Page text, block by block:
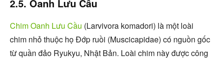
2.5. Oanh Lưu Cầu
Chim Oanh Lưu Cầu (Larvivora komadori) là một loài
chim nhỏ thuộc họ Đớp ruồi (Muscicapidae) có nguồn gốc
từ quần đảo Ryukyu, Nhật Bản. Loài chim này được công